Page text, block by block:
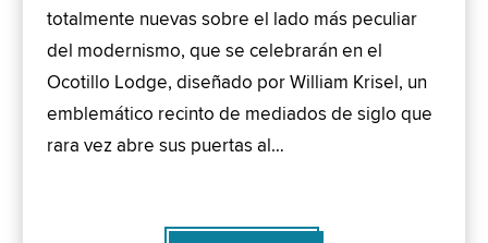
totalmente nuevas sobre el lado más peculiar
del modernismo, que se celebrarán en el
Ocotillo Lodge, diseñado por William Krisel, un
emblemático recinto de mediados de siglo que
rara vez abre sus puertas al…